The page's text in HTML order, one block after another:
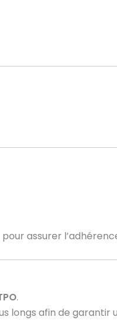
assurer
.
longs afin de